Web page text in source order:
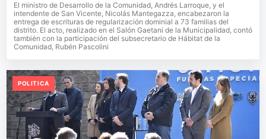
El ministro de Desarrollo de la Comunidad, Andrés Larroque, y el
intendente de San Vicente, Nicolás Mantegazza, encabezaron la
entrega de escrituras de regularización dominial a 73 familias del
distrito. El acto, realizado en el Salón Gaetani de la Municipalidad, contó
también con la participación del subsecretario de Hábitat de la
Comunidad, Rubén Pascolini
POLITICA